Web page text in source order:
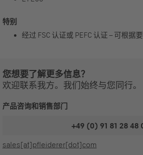
特别
经过 FSC 认证或 PEFC 认证 – 可根据要
您想要了解更多信息？
欢迎联系我方。我们始终与您同行。
产品咨询和销售部门
+49 (0) 91 81 28 48
sales[at]pfleiderer[dot]com